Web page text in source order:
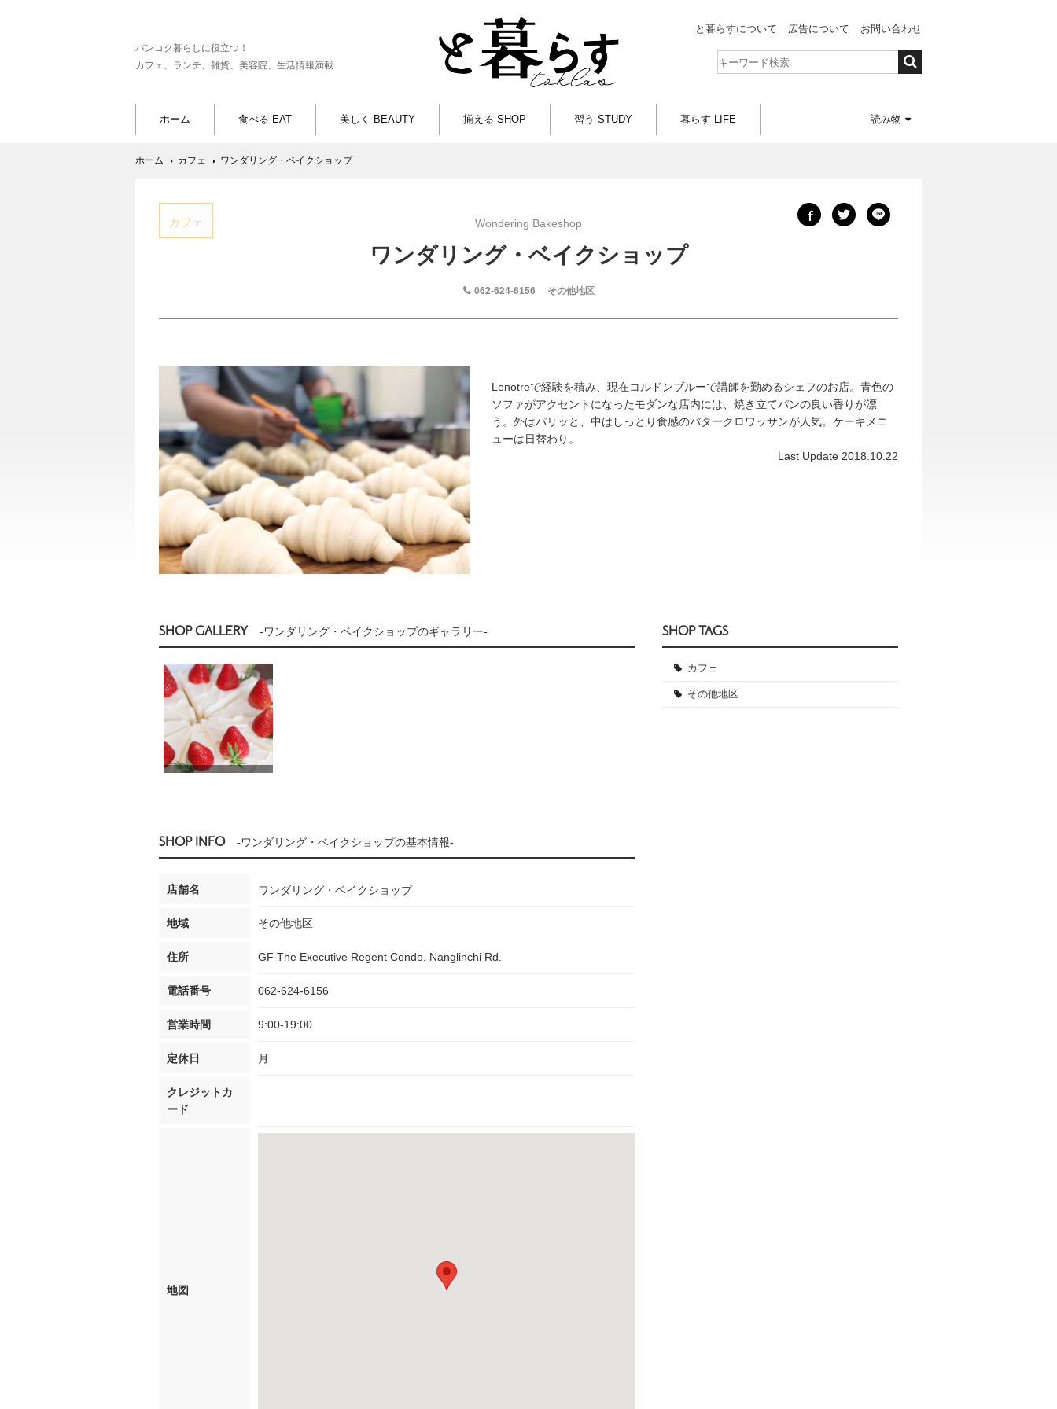
バンコク暮らしに役立つ！
カフェ、ランチ、雑貨、美容院、生活情報満載
と暮らすについて 広告について お問い合わせ
ホーム 食べる EAT 美しく BEAUTY 揃える SHOP 習う STUDY 暮らす LIFE 読み物
ホーム カフェ ワンダリング・ベイクショップ
カフェ Wondering Bakeshop
ワンダリング・ベイクショップ
062-624-6156 その他地区
Lenotreで経験を積み、現在コルドンブルーで講師を勤めるシェフのお店。青色の
ソファがアクセントになったモダンな店内には、焼き立てパンの良い香りが漂
う。外はパリッと、中はしっとり食感のバタークロワッサンが人気。ケーキメニ
ューは日替わり。
Last Update 2018.10.22
SHOP GALLERY -ワンダリング・ベイクショップのギャラリー-
SHOP INFO -ワンダリング・ベイクショップの基本情報-
店舗名 ワンダリング・ベイクショップ
地域 その他地区
住所 GF The Executive Regent Condo, Nanglinchi Rd.
電話番号 062-624-6156
営業時間 9:00-19:00
定休日 月
クレジットカ
ード
地図
SHOP TAGS
カフェ
その他地区